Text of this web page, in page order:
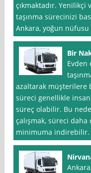
çıkmaktadır. Yenilikçi
taşınma sürecinizi
Ankara, yoğun nüfusu
Bir
Evden
azaltarak müşterilere
süreci genellikle
süreç olabilir. Bu
çalışmak, süreci daha
minimuma indirebilir.